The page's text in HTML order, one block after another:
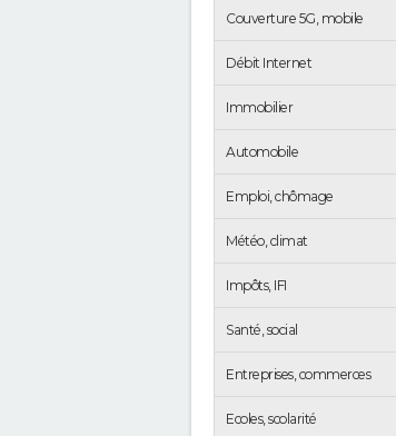
Couverture 5G, mobile
Débit Internet
Immobilier
Automobile
Emploi, chômage
Météo, climat
Impôts, IFI
Santé, social
Entreprises, commerces
Ecoles, scolarité